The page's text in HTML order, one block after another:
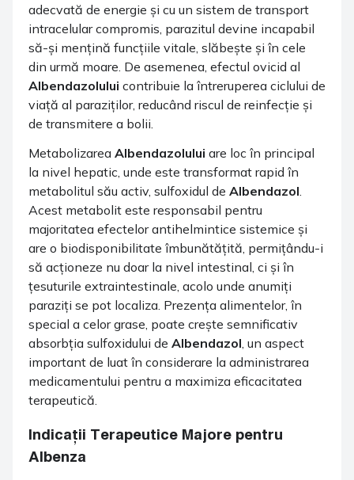
adecvată de energie și cu un sistem de transport
intracelular compromis, parazitul devine incapabil
să-și mențină funcțiile vitale, slăbește și în cele
din urmă moare. De asemenea, efectul ovicid al
Albendazolului contribuie la întreruperea ciclului de
viață al paraziților, reducând riscul de reinfecție și
de transmitere a bolii.
Metabolizarea Albendazolului are loc în principal
la nivel hepatic, unde este transformat rapid în
metabolitul său activ, sulfoxidul de Albendazol.
Acest metabolit este responsabil pentru
majoritatea efectelor antihelmintice sistemice și
are o biodisponibilitate îmbunătățită, permițându-i
să acționeze nu doar la nivel intestinal, ci și în
țesuturile extraintestinale, acolo unde anumiți
paraziți se pot localiza. Prezența alimentelor, în
special a celor grase, poate crește semnificativ
absorbția sulfoxidului de Albendazol, un aspect
important de luat în considerare la administrarea
medicamentului pentru a maximiza eficacitatea
terapeutică.
Indicații Terapeutice Majore pentru
Albenza